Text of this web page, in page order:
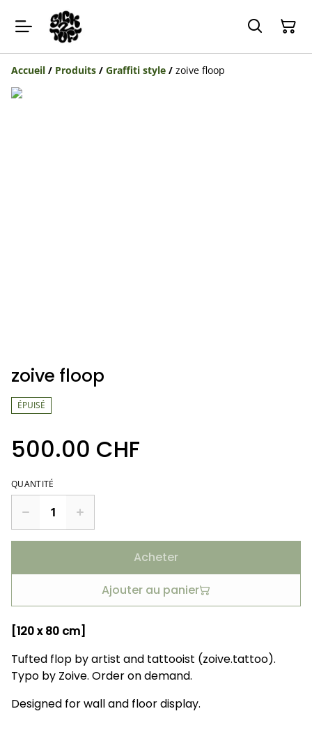
Accueil / Produits / Graffiti style / zoive floop
zoive floop
ÉPUISÉ
500.00 CHF
QUANTITÉ
Acheter
Ajouter au panier
[120 x 80 cm]
Tufted flop by artist and tattooist (zoive.tattoo).
Typo by Zoive. Order on demand.
Designed for wall and floor display.